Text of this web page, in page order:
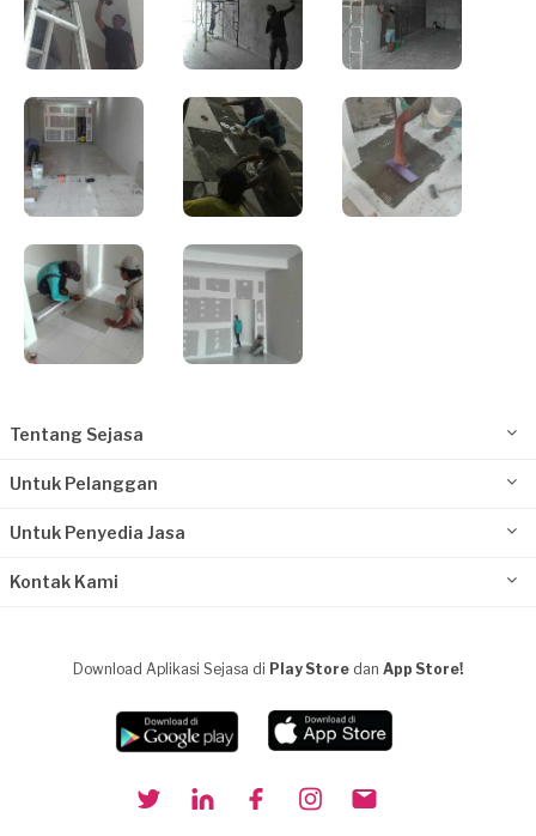
Tentang Sejasa
Untuk Pelanggan
Untuk Penyedia Jasa
Kontak Kami
Download Aplikasi Sejasa di Play Store dan App Store!